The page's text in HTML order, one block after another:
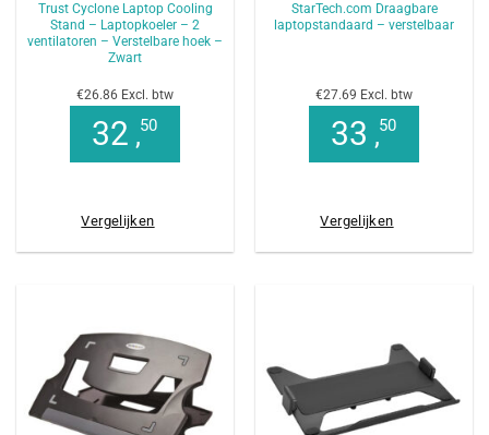
Trust Cyclone Laptop Cooling
Stand – Laptopkoeler – 2
ventilatoren – Verstelbare hoek –
Zwart
€26.86 Excl. btw
32 ,50
Vergelijken
StarTech.com Draagbare
laptopstandaard – verstelbaar
€27.69 Excl. btw
33 ,50
Vergelijken